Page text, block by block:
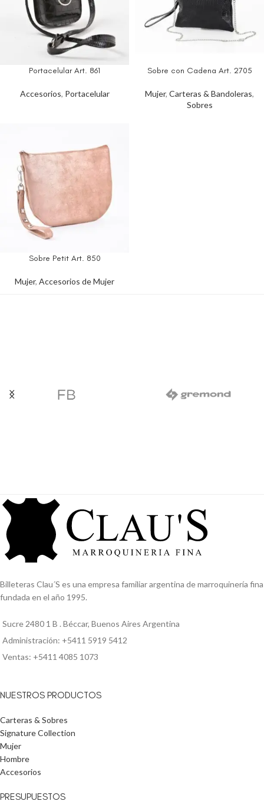
Portacelular Art. 861
Accesorios, Portacelular
Sobre con Cadena Art. 2705
Mujer, Carteras & Bandoleras,
Sobres
Sobre Petit Art. 850
Mujer, Accesorios de Mujer
Billeteras Clau´S es una empresa familiar argentina de marroquinería fina
fundada en el año 1995.
Sucre 2480 1 B . Béccar, Buenos Aires Argentina
Administración: +5411 5919 5412
Ventas: +5411 4085 1073
NUESTROS PRODUCTOS
Carteras & Sobres
Signature Collection
Mujer
Hombre
Accesorios
PRESUPUESTOS